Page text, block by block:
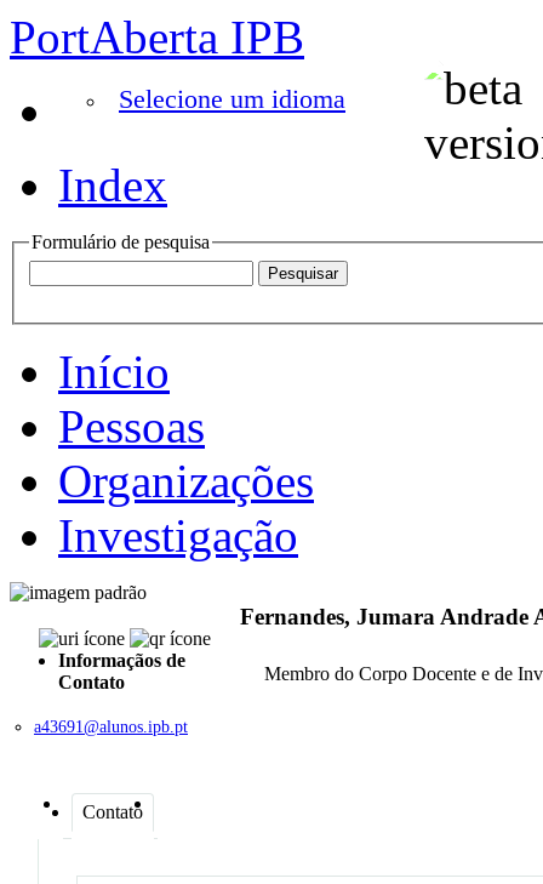
PortAberta IPB
Selecione um idioma
Index
Formulário de pesquisa
Início
Pessoas
Organizações
Investigação
Informaçãos de
Contato
a43691@alunos.ipb.pt
Fernandes, Jumara Andrade
Membro do Corpo Docente e de
Contato